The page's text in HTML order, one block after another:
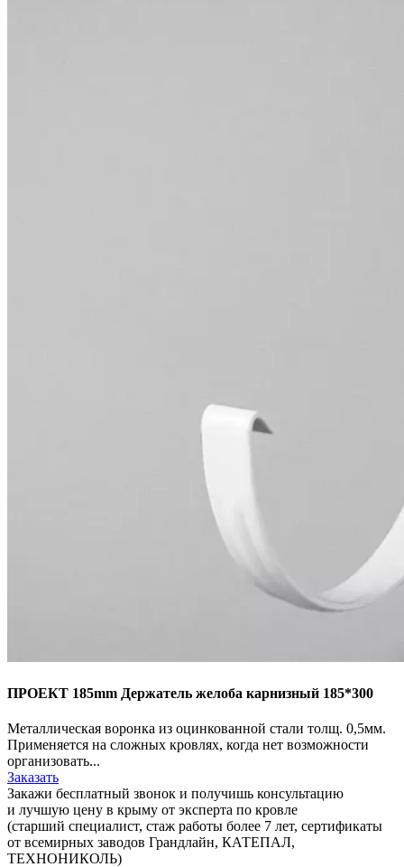
ПРОЕКТ 185mm Держатель желоба карнизный 185*300
Металлическая воронка из оцинкованной стали толщ. 0,5мм.
Применяется на сложных кровлях, когда нет возможности
организовать...
Заказать
Закажи бесплатный звонок и получишь консультацию
и лучшую цену в крыму от эксперта по кровле
(старший специалист, стаж работы более 7 лет, сертификаты
от всемирных заводов Грандлайн, КАТЕПАЛ,
ТЕХНОНИКОЛЬ)